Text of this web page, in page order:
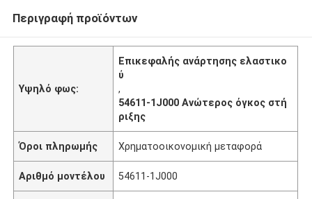
Περιγραφή προϊόντων
Υψηλό φως:
Επικεφαλής ανάρτησης ελαστικο
ύ
,
54611-1J000 Ανώτερος όγκος στή
ριξης
Όροι πληρωμής Χρηματοοικονομική μεταφορά
Αριθμό μοντέλου 54611-1J000